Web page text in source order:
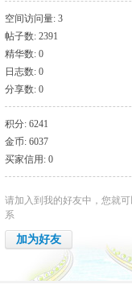
空间访问量: 3
帖子数: 2391
精华数: 0
日志数: 0
分享数: 0
积分: 6241
金币: 6037
买家信用: 0
请加入到我的好友中，您就
系
加为好友